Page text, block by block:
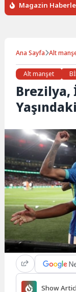
Magazin
İndirimlere Yasak
Ana Sayfa Alt
Alt manşet
Brezilya,
Show